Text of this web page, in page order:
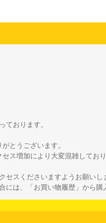
ております。
とうございます。
ス増加により大変混雑してお
スくださいますようお願いし
には、「お買い物履歴」から購